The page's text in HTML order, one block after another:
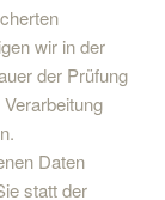
wir in der
der Prüfung
Daten
statt der